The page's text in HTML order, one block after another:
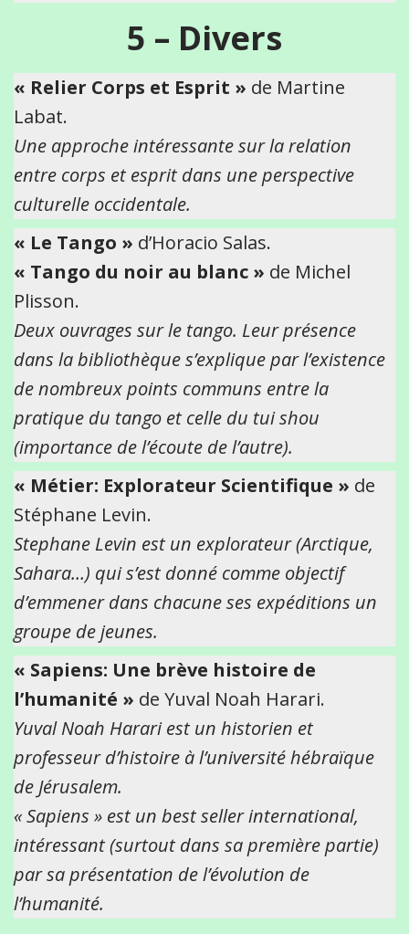
5 – Divers
« Relier Corps et Esprit » de Martine
Labat.
Une approche intéressante sur la relation
entre corps et esprit dans une perspective
culturelle occidentale.
« Le Tango » d’Horacio Salas.
« Tango du noir au blanc » de Michel
Plisson.
Deux ouvrages sur le tango. Leur présence
dans la bibliothèque s’explique par l’existence
de nombreux points communs entre la
pratique du tango et celle du tui shou
(importance de l’écoute de l’autre).
« Métier: Explorateur Scientifique » de
Stéphane Levin.
Stephane Levin est un explorateur (Arctique,
Sahara…) qui s’est donné comme objectif
d’emmener dans chacune ses expéditions un
groupe de jeunes.
« Sapiens: Une brève histoire de
l’humanité » de Yuval Noah Harari.
Yuval Noah Harari est un historien et
professeur d’histoire à l’université hébraïque
de Jérusalem.
« Sapiens » est un best seller international,
intéressant (surtout dans sa première partie)
par sa présentation de l’évolution de
l’humanité.